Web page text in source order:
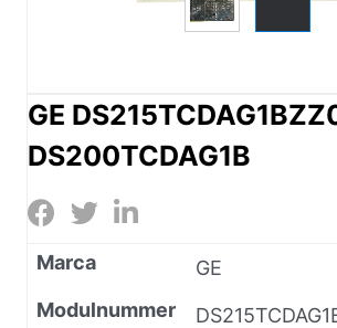
GE
DS200TCDAG1B
Marca
GE
Modulnummer